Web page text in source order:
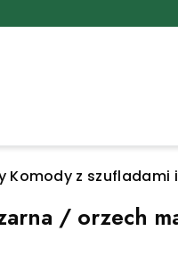
Komody z szufladami
/ orzech